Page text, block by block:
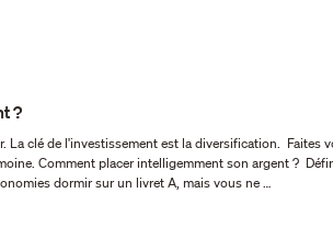
?
son
voir vos économies dormir sur un livret A, mais vous ne …